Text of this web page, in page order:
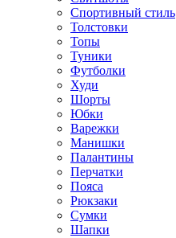
Спортивный стиль
Толстовки
Топы
Туники
Футболки
Худи
Шорты
Юбки
Варежки
Манишки
Палантины
Перчатки
Пояса
Рюкзаки
Сумки
Шапки